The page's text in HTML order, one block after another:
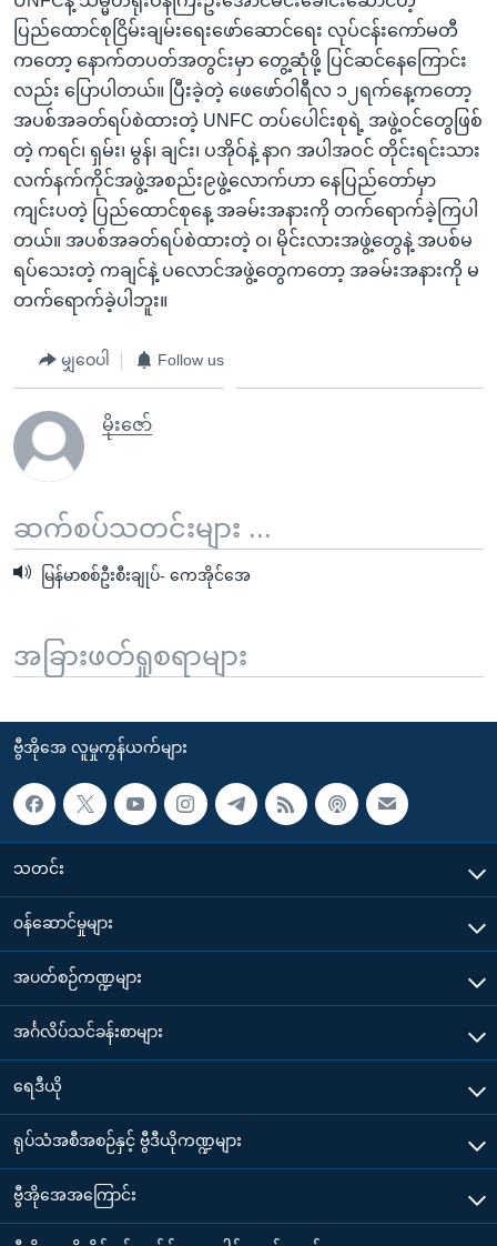
ပြည်ထောင်စုငြိမ်းချမ်းရေးဖော်ဆောင်ရေး လုပ်ငန်းကော်မတီ
ကတော့ နောက်တပတ်အတွင်းမှာ တွေ့ဆုံဖို့ ပြင်ဆင်နေကြောင်း
လည်း ပြောပါတယ်။ ပြီးခဲ့တဲ့ ဖေဖော်ဝါရီလ ၁၂ရက်နေ့ကတော့
အပစ်အခတ်ရပ်စဲထားတဲ့ UNFC တပ်ပေါင်းစုရဲ့ အဖွဲ့ဝင်တွေဖြစ်
တဲ့ ကရင်၊ ရှမ်း၊ မွန်၊ ချင်း၊ ပအိုဝ်နဲ့ နာဂ အပါအဝင် တိုင်းရင်းသား
လက်နက်ကိုင်အဖွဲ့အစည်း၉ဖွဲ့လောက်ဟာ နေပြည်တော်မှာ
ကျင်းပတဲ့ ပြည်ထောင်စုနေ့ အခမ်းအနားကို တက်ရောက်ခဲ့ကြပါ
တယ်။ အပစ်အခတ်ရပ်စဲထားတဲ့ ဝ၊ မိုင်းလားအဖွဲ့တွေနဲ့ အပစ်မ
ရပ်သေးတဲ့ ကချင်နဲ့ ပလောင်အဖွဲ့တွေကတော့ အခမ်းအနားကို မ
တက်ရောက်ခဲ့ပါဘူး။
မျှဝေပါ Follow us
မိုးဇော်
ဆက်စပ်သတင်းများ ...
မြန်မာစစ်ဦးစီးချုပ်- ကေအိုင်အေ
အခြားဖတ်ရှုစရာများ
ဗွီအိုအေ လူမှုကွန်ယက်များ
သတင်း
၀န်ဆောင်မှုများ
အပတ်စဉ်ကဏ္ဍများ
အင်္ဂလိပ်သင်ခန်းစာများ
ရေဒီယို
ရုပ်သံအစီအစဉ်နှင့် ဗွီဒီယိုကဏ္ဍများ
ဗွီအိုအေအကြောင်း